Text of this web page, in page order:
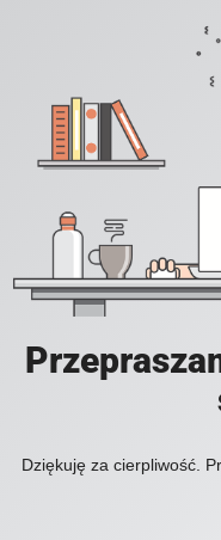
Dziękuję za cierpliwość.